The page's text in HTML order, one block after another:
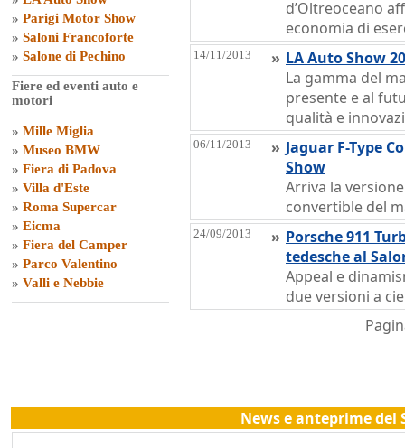
» Parigi Motor Show
» Saloni Francoforte
» Salone di Pechino
Fiere ed eventi auto e
motori
» Mille Miglia
» Museo BMW
» Fiera di Padova
» Villa d'Este
» Roma Supercar
» Eicma
» Fiera del Camper
» Parco Valentino
» Valli e Nebbie
d’Oltreoceano
economia di
14/11/2013 » LA Auto Show
La gamma del
presente e al
qualità e
06/11/2013 » Jaguar F-Type
Show
Arriva la
convertible del
24/09/2013 » Porsche 911
tedesche al
Appeal e
due versioni a
News e anteprime del